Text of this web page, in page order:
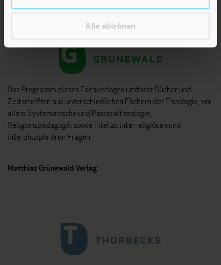
Alle ablehnen
Das Programm dieses Fachverlages umfasst Bücher und
Zeitschriften aus unterschiedlichen Fächern der Theologie, vor
allem Systematische und Pastoraltheologie,
Religionspädagogik sowie Titel zu interreligiösen und
interdisziplinären Fragen.
Matthias Grünewald Verlag